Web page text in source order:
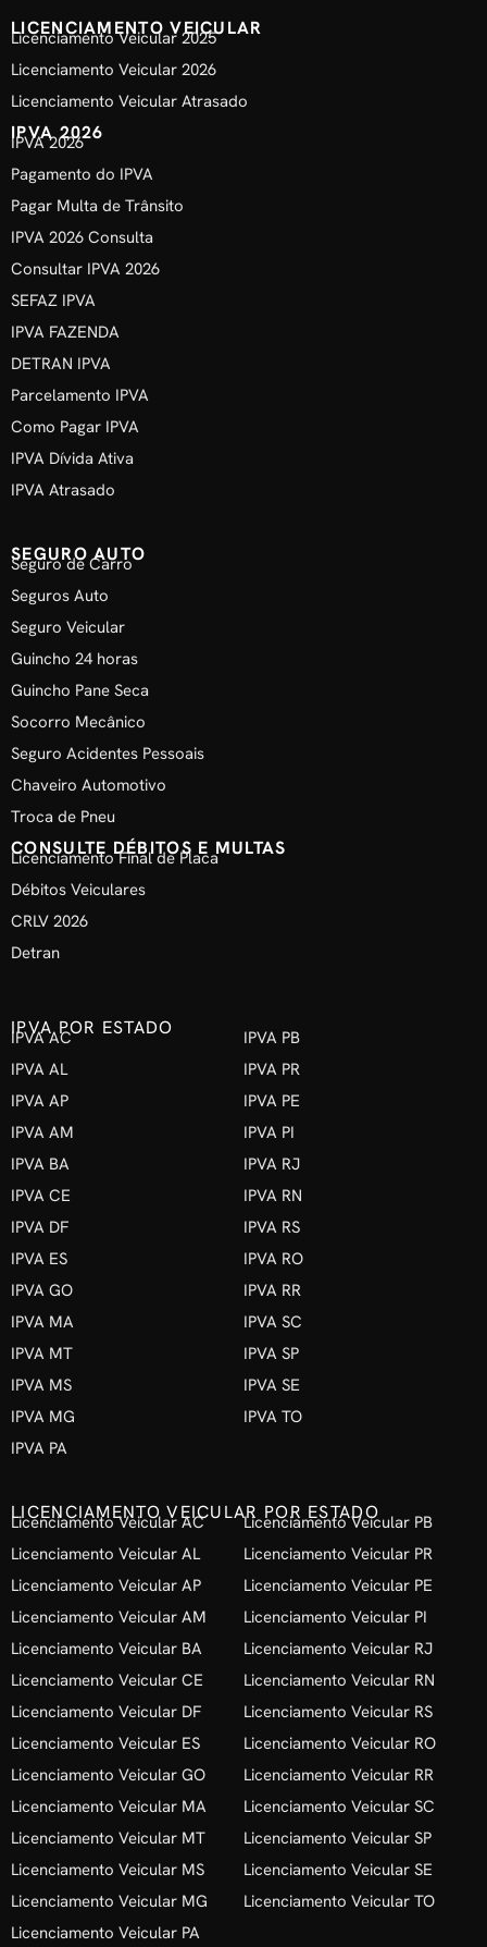
LICENCIAMENTO VEICULAR
Licenciamento Veicular 2025
Licenciamento Veicular 2026
Licenciamento Veicular Atrasado
IPVA 2026
IPVA 2026
Pagamento do IPVA
Pagar Multa de Trânsito
IPVA 2026 Consulta
Consultar IPVA 2026
SEFAZ IPVA
IPVA FAZENDA
DETRAN IPVA
Parcelamento IPVA
Como Pagar IPVA
IPVA Dívida Ativa
IPVA Atrasado
SEGURO AUTO
Seguro de Carro
Seguros Auto
Seguro Veicular
Guincho 24 horas
Guincho Pane Seca
Socorro Mecânico
Seguro Acidentes Pessoais
Chaveiro Automotivo
Troca de Pneu
CONSULTE DÉBITOS E MULTAS
Licenciamento Final de Placa
Débitos Veiculares
CRLV 2026
Detran
IPVA POR ESTADO
IPVA AC
IPVA AL
IPVA AP
IPVA AM
IPVA BA
IPVA CE
IPVA DF
IPVA ES
IPVA GO
IPVA MA
IPVA MT
IPVA MS
IPVA MG
IPVA PA
IPVA PB
IPVA PR
IPVA PE
IPVA PI
IPVA RJ
IPVA RN
IPVA RS
IPVA RO
IPVA RR
IPVA SC
IPVA SP
IPVA SE
IPVA TO
LICENCIAMENTO VEICULAR POR ESTADO
Licenciamento Veicular AC
Licenciamento Veicular AL
Licenciamento Veicular AP
Licenciamento Veicular AM
Licenciamento Veicular BA
Licenciamento Veicular CE
Licenciamento Veicular DF
Licenciamento Veicular ES
Licenciamento Veicular GO
Licenciamento Veicular MA
Licenciamento Veicular MT
Licenciamento Veicular MS
Licenciamento Veicular MG
Licenciamento Veicular PA
Licenciamento Veicular PB
Licenciamento Veicular PR
Licenciamento Veicular PE
Licenciamento Veicular PI
Licenciamento Veicular RJ
Licenciamento Veicular RN
Licenciamento Veicular RS
Licenciamento Veicular RO
Licenciamento Veicular RR
Licenciamento Veicular SC
Licenciamento Veicular SP
Licenciamento Veicular SE
Licenciamento Veicular TO